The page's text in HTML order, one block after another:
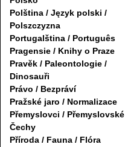
Polština / Język polski /
Polszczyzna
Portugalština / Português
Pragensie / Knihy o Praze
Pravěk / Paleontologie /
Dinosauři
Právo / Bezpráví
Pražské jaro / Normalizace
Přemyslovci / Přemyslovské
Čechy
Příroda / Fauna / Flóra